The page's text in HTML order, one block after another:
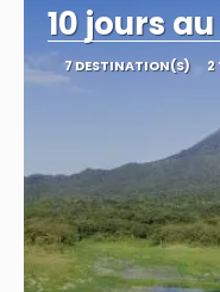
10 jours
7 DESTINATION(S) 2